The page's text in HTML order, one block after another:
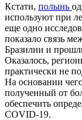
Кстати, полынь
используют при
еще одно
показало связь
Бразилии и
Оказалось,
практически не
На основании
полученный от
обеспечить
COVID-19.